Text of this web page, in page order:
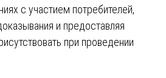
с участием потребителей,
и предоставляя
при проведении